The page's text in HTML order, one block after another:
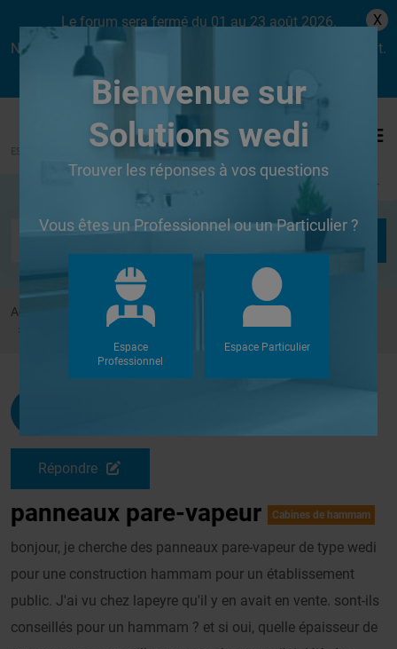
Le forum sera fermé du 01 au 23 août 2026.
Nous aurons le plaisir de vous retrouver dès le lundi 24 août.
X
Se connecter
Accueil Forums
Cabines de hammam
panneaux pare-vapeur
Répondre
panneaux pare-vapeur Cabines de hammam
bonjour, je cherche des panneaux pare-vapeur de type wedi
pour une construction hammam pour un établissement
public. J'ai vu chez lapeyre qu'il y en avait en vente. sont-ils
conseillés pour un hammam ? et si oui, quelle épaisseur de
Bienvenue sur
Solutions wedi
Trouver les réponses à vos questions
Vous êtes un Professionnel ou un Particulier ?
Espace
Professionnel
Espace Particulier